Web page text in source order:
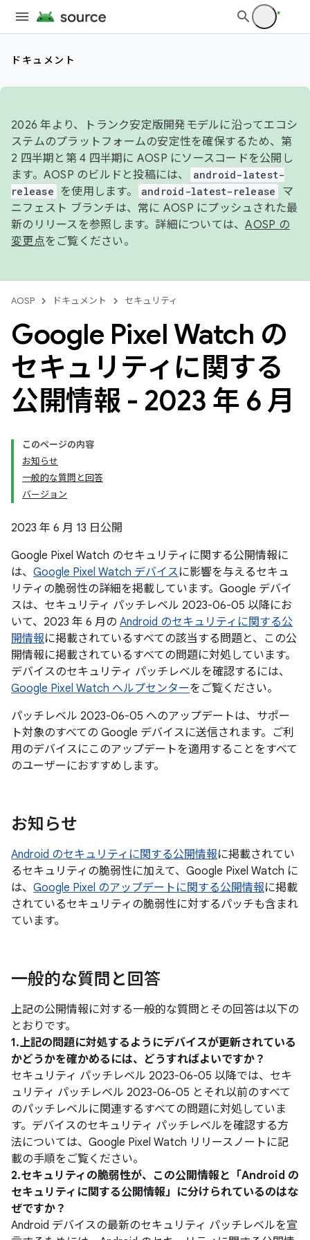
ドキュメント
2026 年より、トランク安定版開発モデルに沿ってエコシ
ステムのプラットフォームの安定性を確保するため、第
2 四半期と第 4 四半期に AOSP にソースコードを公開し
ます。AOSP のビルドと投稿には、
android-latest-
release
を使用します。 android-latest-release
マ
ニフェスト ブランチは、常に AOSP にプッシュされた最
新のリリースを参照します。詳細については、AOSP の
変更点をご覧ください。
AOSP ドキュメント セキュリティ
Google Pixel Watch の
セキュリティに関する
公開情報 - 2023 年 6 月
このページの内容
お知らせ
一般的な質問と回答
バージョン
2023 年 6 月 13 日公開
Google Pixel Watch のセキュリティに関する公開情報に
は、 Google Pixel Watch デバイスに影響を与えるセキュ
リティの脆弱性の詳細を掲載しています。Google デバイ
スは、セキュリティ パッチレベル 2023-06-05 以降にお
いて、2023 年 6 月の Android のセキュリティに関する公
開情報に掲載されているすべての該当する問題と、この公
開情報に掲載されているすべての問題に対処しています。
デバイスのセキュリティ パッチレベルを確認するには、
Google Pixel Watch ヘルプセンターをご覧ください。
パッチレベル 2023-06-05 へのアップデートは、サポー
ト対象のすべての Google デバイスに送信されます。ご利
用のデバイスにこのアップデートを適用することをすべて
のユーザーにおすすめします。
お知らせ
Android のセキュリティに関する公開情報に掲載されてい
るセキュリティの脆弱性に加えて、Google Pixel Watch に
は、 Google Pixel のアップデートに関する公開情報に掲載
されているセキュリティの脆弱性に対するパッチも含まれ
ています。
一般的な質問と回答
上記の公開情報に対する一般的な質問とその回答は以下の
とおりです。
1.上記の問題に対処するようにデバイスが更新されている
かどうかを確かめるには、どうすればよいですか？
セキュリティ パッチレベル 2023-06-05 以降では、セキ
ュリティ パッチレベル 2023-06-05 とそれ以前のすべて
のパッチレベルに関連するすべての問題に対処していま
す。デバイスのセキュリティ パッチレベルを確認する方
法については、Google Pixel Watch リリースノートに記
載の手順をご覧ください。
2.セキュリティの脆弱性が、この公開情報と「Android の
セキュリティに関する公開情報」に分けられているのはな
ぜですか？
Android デバイスの最新のセキュリティ パッチレベルを宣